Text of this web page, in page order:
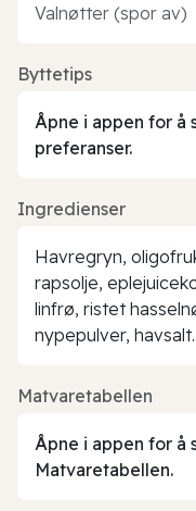
Valnøtter (spor av)
Byttetips
Åpne i appen for å
preferanser.
Ingredienser
Havregryn,
rapsolje,
linfrø, ristet
nypepulver, havsalt.
Matvaretabellen
Åpne i appen for å
Matvaretabellen.